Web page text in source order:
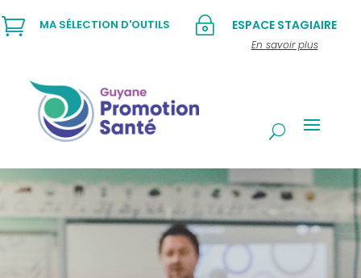
~ ESPACE STAGIAIRE
En savoir plus
 MA SÉLECTION D'OUTILS